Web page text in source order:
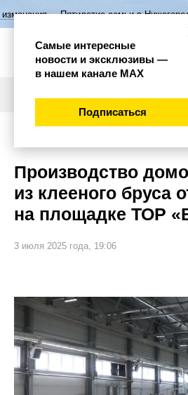
семьи в Нижегородской области
Производство
из клееного бруса
на площадке ТОР
3 июля 2025 года, 19:06
Самые интересные
новости и эксклюзивы —
в нашем канале МАХ
Подписаться